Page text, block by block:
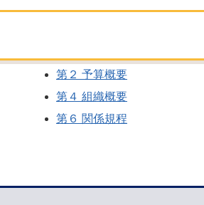
第２ 予算概要
第４ 組織概要
第６ 関係規程